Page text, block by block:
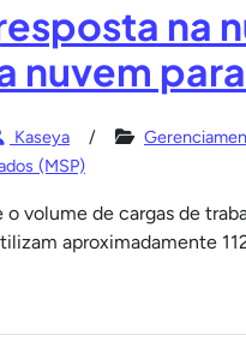
na
nuvem
Kaseya
(MSP)
o volume de cargas de
aproximadamente